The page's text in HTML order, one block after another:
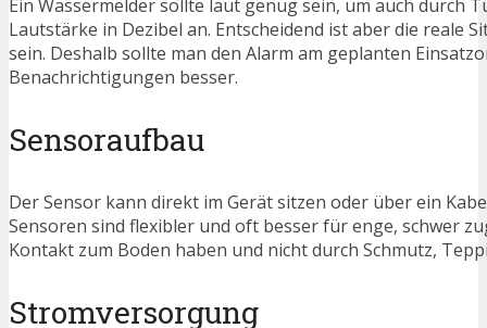
Ein Wassermelder sollte laut genug sein, um auch durch
Lautstärke in Dezibel an. Entscheidend ist aber die reale
sein. Deshalb sollte man den Alarm am geplanten
Benachrichtigungen besser.
Sensoraufbau
Der Sensor kann direkt im Gerät sitzen oder über ein
Sensoren sind flexibler und oft besser für enge, schwer
Kontakt zum Boden haben und nicht durch Schmutz,
Stromversorgung